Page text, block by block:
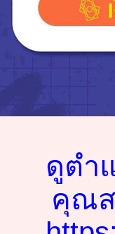
ดูตำ
คุณส